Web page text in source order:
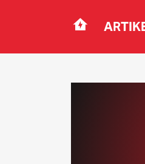
Navigation